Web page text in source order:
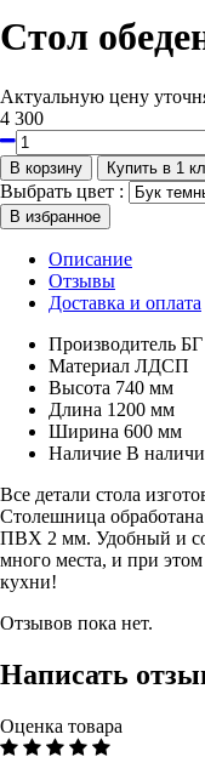
Стол
Актуальную цену
4 300
Выбрать цвет :
Описание
Отзывы
Доставка и оплата
Производитель БГ
Материал ЛДСП
Высота 740 мм
Длина 1200 мм
Ширина 600 мм
Наличие В
Все детали стола
Столешница
ПВХ 2 мм. Удобный и
много места, и при
кухни!
Отзывов пока нет.
Написать
Оценка товара